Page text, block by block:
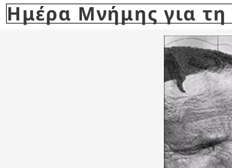
Ημέρα Μνήμης για τη